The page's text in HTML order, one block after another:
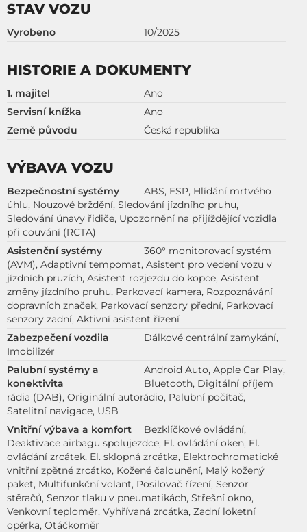
STAV VOZU
Vyrobeno 10/2025
HISTORIE A DOKUMENTY
1. majitel
Ano
Servisní knížka
Ano
Země původu
Česká republika
VÝBAVA VOZU
Bezpečnostní systémy
ABS, ESP, Hlídání mrtvého
úhlu, Nouzové brždění, Sledování jízdního pruhu,
Sledování únavy řidiče, Upozornění na přijíždějící vozidla
při couvání (RCTA)
Asistenční systémy
360° monitorovací systém
(AVM), Adaptivní tempomat, Asistent pro vedení vozu v
jízdních pruzích, Asistent rozjezdu do kopce, Asistent
změny jízdního pruhu, Parkovací kamera, Rozpoznávání
dopravních značek, Parkovací senzory přední, Parkovací
senzory zadní, Aktivní asistent řízení
Zabezpečení vozdila
Dálkové centrální zamykání,
Imobilizér
Palubní systémy a
konektivita
Android Auto, Apple Car Play,
Bluetooth, Digitální příjem
rádia (DAB), Originální autorádio, Palubní počítač,
Satelitní navigace, USB
Vnitřní výbava a komfort
Bezklíčkové ovládání,
Deaktivace airbagu spolujezdce, El. ovládání oken, El.
ovládání zrcátek, El. sklopná zrcátka, Elektrochromatické
vnitřní zpětné zrcátko, Kožené čalounění, Malý kožený
paket, Multifunkční volant, Posilovač řízení, Senzor
stěračů, Senzor tlaku v pneumatikách, Střešní okno,
Venkovní teploměr, Vyhřívaná zrcátka, Zadní loketní
opěrka, Otáčkoměr